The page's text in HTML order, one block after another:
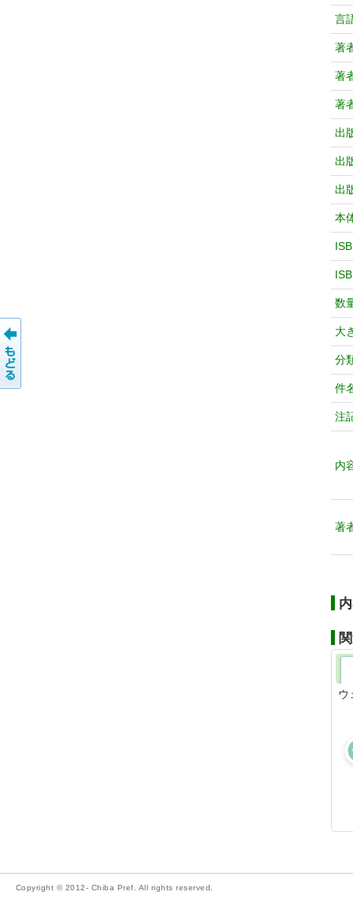
言
著
著
著
出
出
出
本
数
大
分
件
注
内
著
ウ
Copyright © 2012- Chiba Pref. All rights reserved.